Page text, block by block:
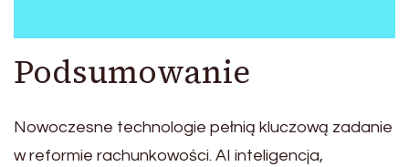
Podsumowanie
Nowoczesne technologie pełnią kluczową zadanie
w reformie rachunkowości. AI inteligencja,